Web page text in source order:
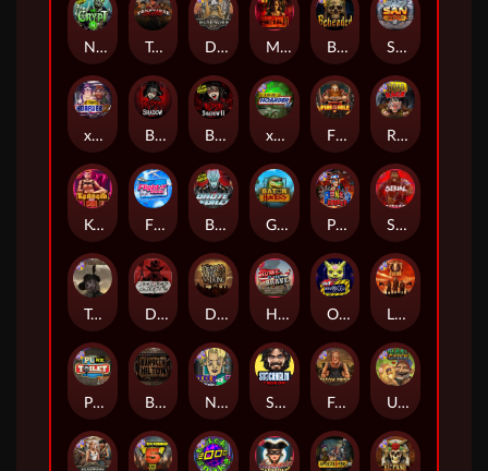
Dead, Dead, or Deader Dead Men Walking
Brute Force
Home of the Brave
Mental 2
Tombstone Slaughter
Blood & Shadow Blood & Shadow 2
Stockholm Syndrome
Outsourced
Punk Rocker 2
Deadwood R.I.P Beheaded
Bangkok Hilton
Nexus The Crypt
Gator Hunters
Kenneth Must Die
Tombstone RIP
Fire In The Hole xBomb
Folsom Prison
Road Rage
xWays Hoarder 2
Nine To Five
Flight Mode
Little Bighorn
San Quentin xWays
Serial
Punk Toilet
xWays Hoarder xSplit
Ugliest Catch